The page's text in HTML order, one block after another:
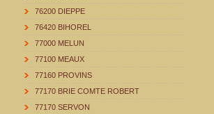
76200 DIEPPE
76420 BIHOREL
77000 MELUN
77100 MEAUX
77160 PROVINS
77170 BRIE COMTE ROBERT
77170 SERVON